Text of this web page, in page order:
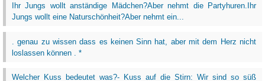
Ihr Jungs wollt anständige Mädchen?Aber nehmt die Partyhuren.Ihr
Jungs wollt eine Naturschönheit?Aber nehmt ein...
. genau zu wissen dass es keinen Sinn hat, aber mit dem Herz nicht
loslassen können . *
Welcher Kuss bedeutet was?- Kuss auf die Stirn: Wir sind so süß